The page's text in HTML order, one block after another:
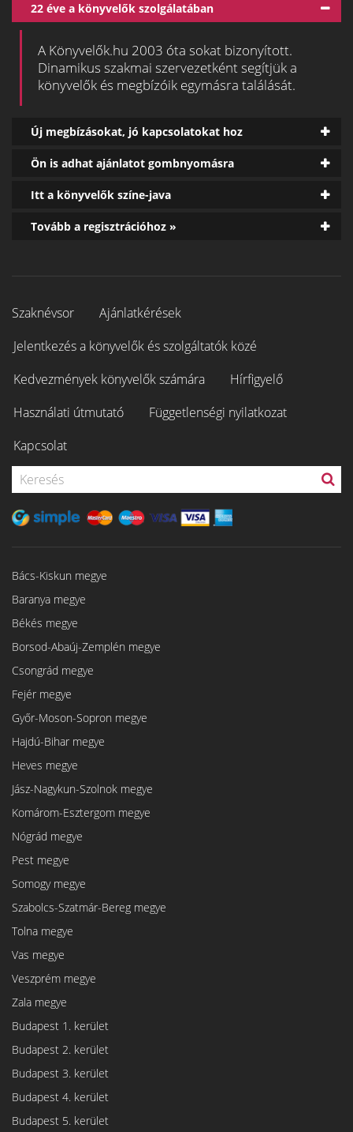
22 éve a könyvelők szolgálatában
A Könyvelők.hu 2003 óta sokat bizonyított.
Dinamikus szakmai szervezetként segítjük a
könyvelők és megbízóik egymásra találását.
Új megbízásokat, jó kapcsolatokat hoz
Ön is adhat ajánlatot gombnyomásra
Itt a könyvelők színe-java
Tovább a regisztrációhoz »
Szaknévsor
Ajánlatkérések
Jelentkezés a könyvelők és szolgáltatók közé
Kedvezmények könyvelők számára
Hírfigyelő
Használati útmutató
Függetlenségi nyilatkozat
Kapcsolat
Bács-Kiskun megye
Baranya megye
Békés megye
Borsod-Abaúj-Zemplén megye
Csongrád megye
Fejér megye
Győr-Moson-Sopron megye
Hajdú-Bihar megye
Heves megye
Jász-Nagykun-Szolnok megye
Komárom-Esztergom megye
Nógrád megye
Pest megye
Somogy megye
Szabolcs-Szatmár-Bereg megye
Tolna megye
Vas megye
Veszprém megye
Zala megye
Budapest 1. kerület
Budapest 2. kerület
Budapest 3. kerület
Budapest 4. kerület
Budapest 5. kerület